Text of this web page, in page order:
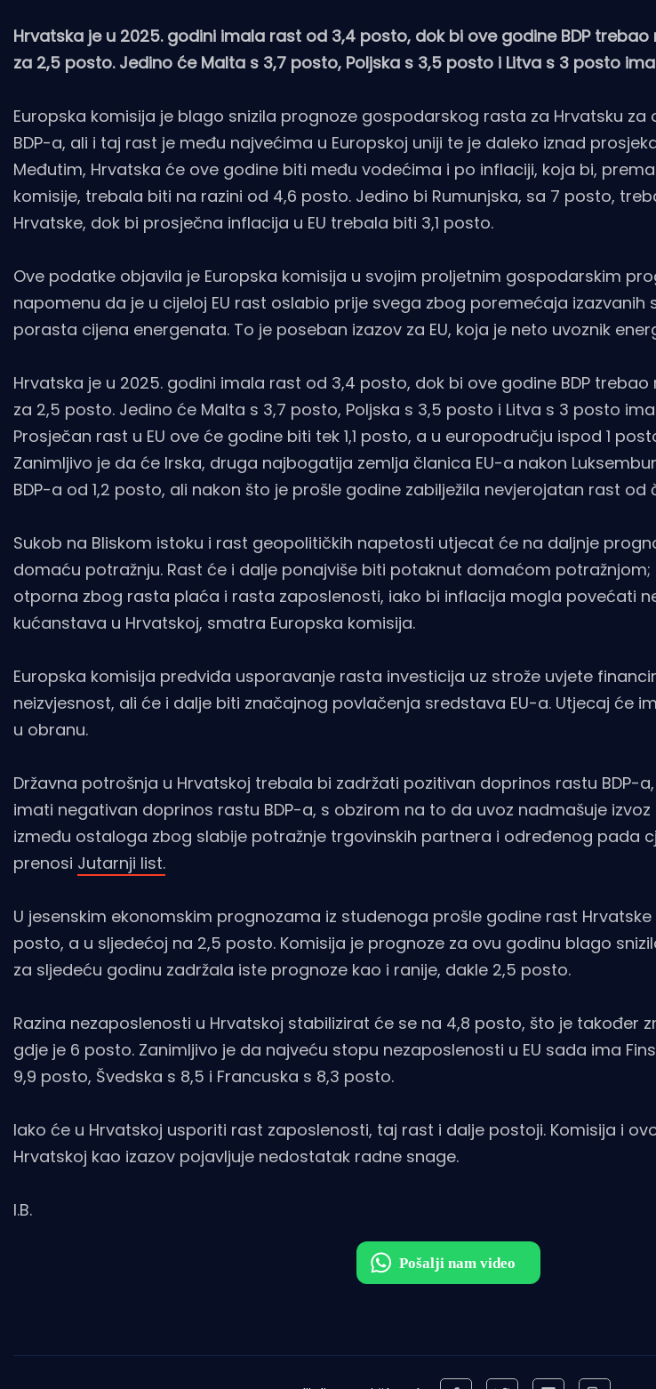
Hrvatska je u 2025. godini imala rast od 3,4 posto, dok bi ove godine BDP
za 2,5 posto. Jedino će Malta s 3,7 posto, Poljska s 3,5 posto i Litva s 3 posto
Europska komisija je blago snizila prognoze gospodarskog rasta za Hrvatsku za
BDP-a, ali i taj rast je među najvećima u Europskoj uniji te je daleko iznad
Međutim, Hrvatska će ove godine biti među vodećima i po inflaciji, koja bi,
komisije, trebala biti na razini od 4,6 posto. Jedino bi Rumunjska, sa 7 posto,
Hrvatske, dok bi prosječna inflacija u EU trebala biti 3,1 posto.
Ove podatke objavila je Europska komisija u svojim proljetnim gospodarskim
napomenu da je u cijeloj EU rast oslabio prije svega zbog poremećaja izazvanih
porasta cijena energenata. To je poseban izazov za EU, koja je neto uvoznik
Hrvatska je u 2025. godini imala rast od 3,4 posto, dok bi ove godine BDP
za 2,5 posto. Jedino će Malta s 3,7 posto, Poljska s 3,5 posto i Litva s 3 posto
Prosječan rast u EU ove će godine biti tek 1,1 posto, a u europodručju ispod 1
Zanimljivo je da će Irska, druga najbogatija zemlja članica EU-a nakon
BDP-a od 1,2 posto, ali nakon što je prošle godine zabilježila nevjerojatan rast od
Sukob na Bliskom istoku i rast geopolitičkih napetosti utjecat će na daljnje
domaću potražnju. Rast će i dalje ponajviše biti potaknut domaćom
otporna zbog rasta plaća i rasta zaposlenosti, iako bi inflacija mogla povećati
kućanstava u Hrvatskoj, smatra Europska komisija.
Europska komisija predviđa usporavanje rasta investicija uz strože uvjete
neizvjesnost, ali će i dalje biti značajnog povlačenja sredstava EU-a. Utjecaj će
u obranu.
Državna potrošnja u Hrvatskoj trebala bi zadržati pozitivan doprinos rastu BDP-
imati negativan doprinos rastu BDP-a, s obzirom na to da uvoz nadmašuje
između ostaloga zbog slabije potražnje trgovinskih partnera i određenog pada
prenosi Jutarnji list.
U jesenskim ekonomskim prognozama iz studenoga prošle godine rast
posto, a u sljedećoj na 2,5 posto. Komisija je prognoze za ovu godinu blago
za sljedeću godinu zadržala iste prognoze kao i ranije, dakle 2,5 posto.
Razina nezaposlenosti u Hrvatskoj stabilizirat će se na 4,8 posto, što je također
gdje je 6 posto. Zanimljivo je da najveću stopu nezaposlenosti u EU sada ima
9,9 posto, Švedska s 8,5 i Francuska s 8,3 posto.
Iako će u Hrvatskoj usporiti rast zaposlenosti, taj rast i dalje postoji. Komisija i
Hrvatskoj kao izazov pojavljuje nedostatak radne snage.
I.B.